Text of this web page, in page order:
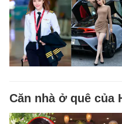
Căn nhà ở quê của